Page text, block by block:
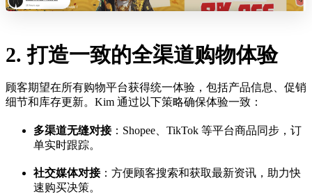
2. 打造一致的全渠道购物体验
顾客期望在所有购物平台获得统一体验，包括产品信息、促销
细节和库存更新。Kim 通过以下策略确保体验一致：
多渠道无缝对接：Shopee、TikTok 等平台商品同步，订
单实时跟踪。
社交媒体对接：方便顾客搜索和获取最新资讯，助力快
速购买决策。